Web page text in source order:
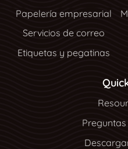
Papelería empresarial
Servicios de correo
Etiquetas y pegatinas